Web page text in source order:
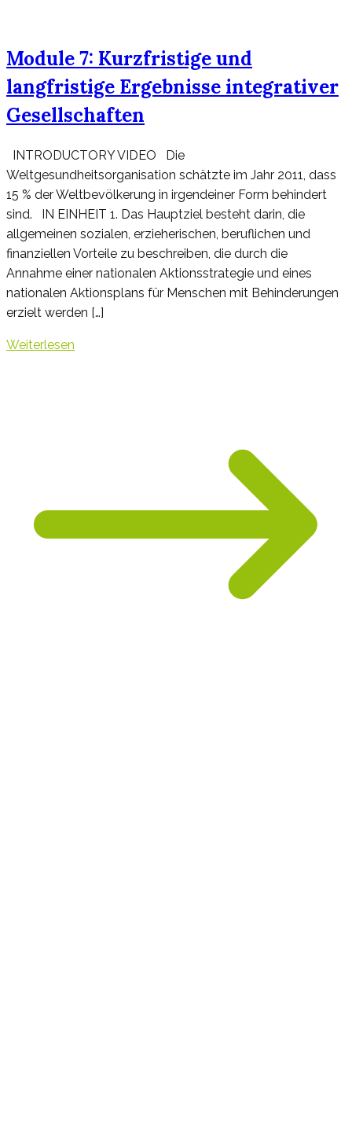
Module 7: Kurzfristige und
langfristige Ergebnisse integrativer
Gesellschaften
INTRODUCTORY VIDEO Die
Weltgesundheitsorganisation schätzte im Jahr 2011, dass
15 % der Weltbevölkerung in irgendeiner Form behindert
sind.​ IN EINHEIT 1. Das Hauptziel besteht darin, die
allgemeinen sozialen, erzieherischen, beruflichen und
finanziellen Vorteile zu beschreiben, die durch die
Annahme einer nationalen Aktionsstrategie und eines
nationalen Aktionsplans für Menschen mit Behinderungen
erzielt werden […]
Weiterlesen